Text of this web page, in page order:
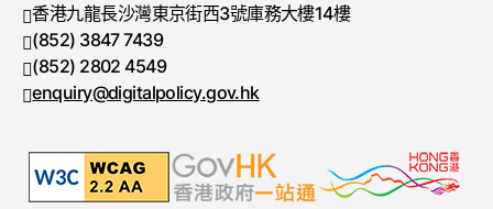
香港九龍長沙灣東京街西3號庫務大樓14樓
電話號碼
(852) 3847 7439
傳真號碼
(852) 2802 4549
enquiry@digitalpolicy.gov.hk